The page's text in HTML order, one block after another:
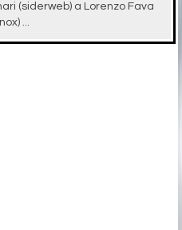
(siderweb) a Lorenzo Fava
...